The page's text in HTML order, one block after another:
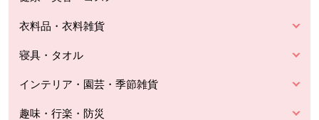
衣料品・衣料雑貨
寝具・タオル
インテリア・園芸・季節雑貨
趣味・行楽・防災